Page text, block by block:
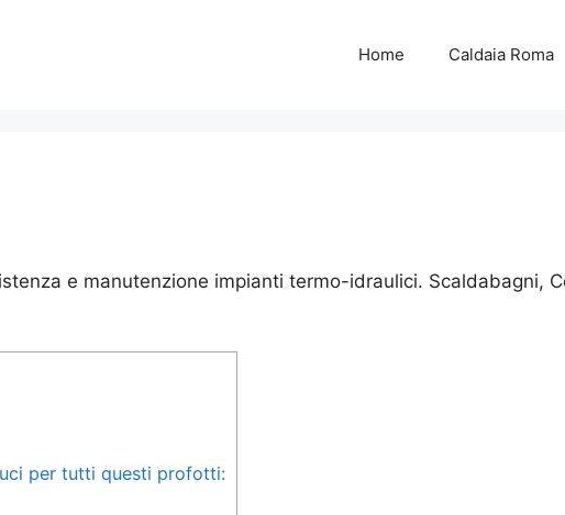
Home Caldaia Roma
e manutenzione impianti termo-idraulici. Scaldabagni,
per tutti questi profotti: